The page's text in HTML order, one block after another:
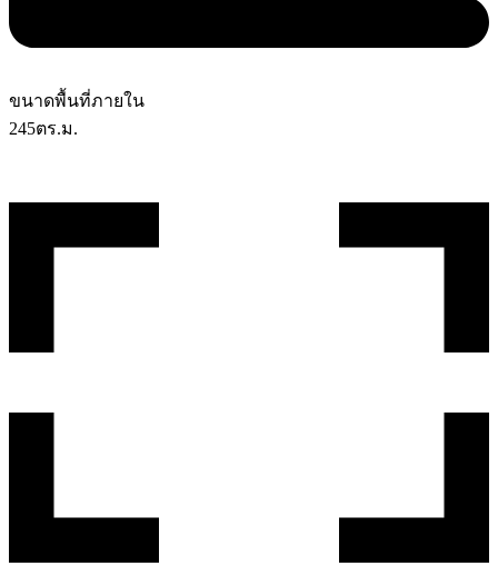
ขนาดพื้นที่ภายใน
245ตร.ม.